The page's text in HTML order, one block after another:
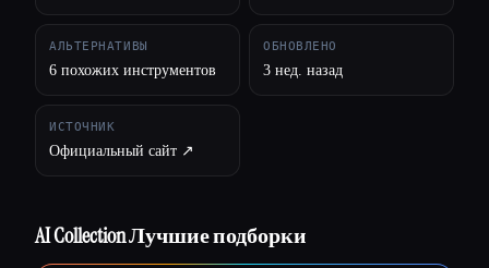
АЛЬТЕРНАТИВЫ
6 похожих инструментов
ОБНОВЛЕНО
3 нед. назад
ИСТОЧНИК
Официальный сайт ↗︎
AI Collection Лучшие подборки